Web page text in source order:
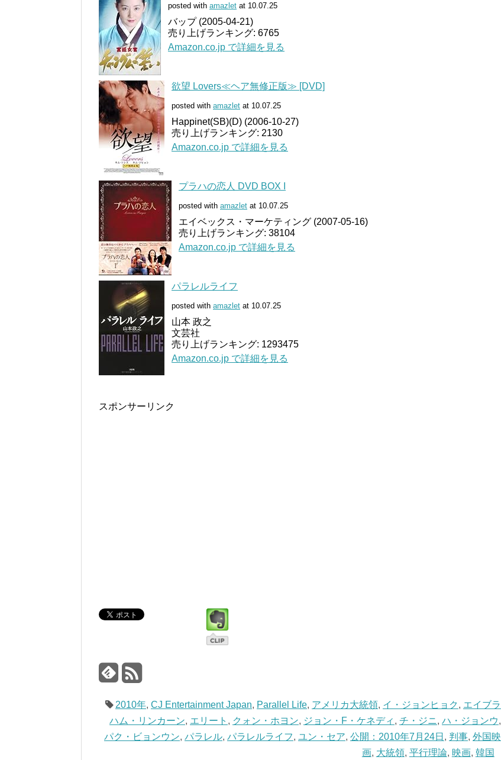
posted with amazlet at 10.07.25
バップ (2005-04-21)
売り上げランキング: 6765
Amazon.co.jp で詳細を見る
欲望 Lovers≪ヘア無修正版≫ [DVD]
posted with amazlet at 10.07.25
Happinet(SB)(D) (2006-10-27)
売り上げランキング: 2130
Amazon.co.jp で詳細を見る
プラハの恋人 DVD BOX I
posted with amazlet at 10.07.25
エイベックス・マーケティング (2007-05-16)
売り上げランキング: 38104
Amazon.co.jp で詳細を見る
パラレルライフ
posted with amazlet at 10.07.25
山本 政之
文芸社
売り上げランキング: 1293475
Amazon.co.jp で詳細を見る
スポンサーリンク
2010年, CJ Entertainment Japan, Parallel Life, アメリカ大統領, イ・ジョンヒョク , エイブラ
ハム・リンカーン, エリート , クォン・ホヨン, ジョン・F・ケネディ , チ・ジニ, ハ・ジョンウ,
パク・ビョンウン, パラレル, パラレルライフ, ユン・セア, 公開：2010年7月24日 , 判事, 外国映
画, 大統領, 平行理論, 映画, 韓国